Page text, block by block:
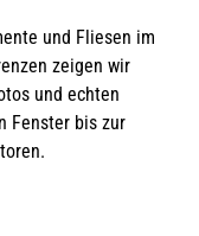
und Fliesen im
zeigen wir
und echten
Fenster bis zur